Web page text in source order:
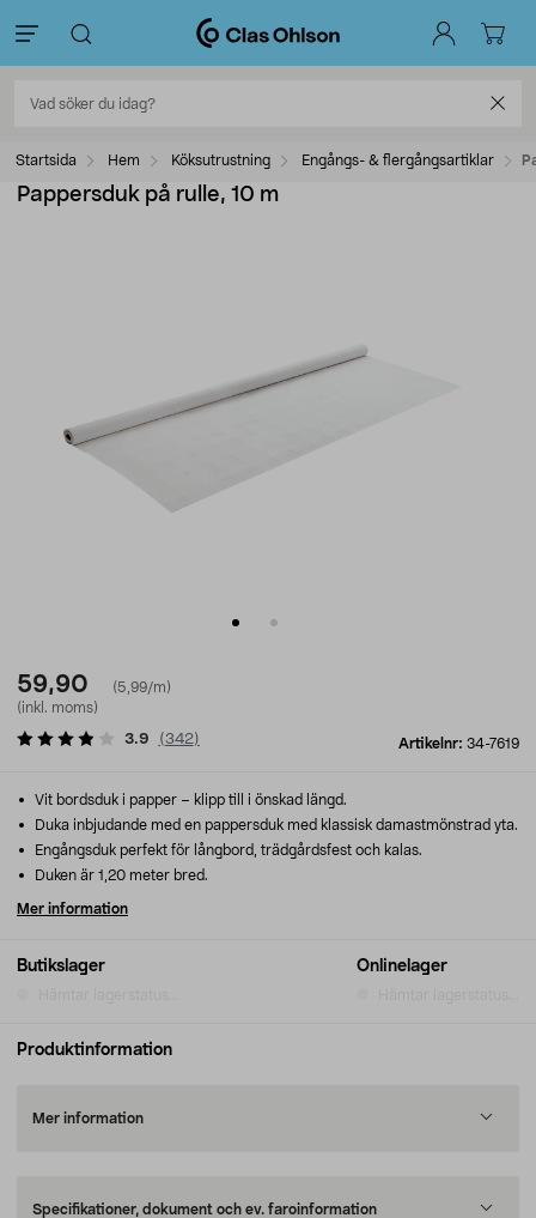
Startsida Hem Köksutrustning Engångs- & flergångsartiklar
Pappersduk på rulle, 10 m
59,90
(5,99/m)
(inkl. moms)
Artikelnr: 34-7619
3.9 (342)
Butikslager Onlinelager
Vit bordsduk i papper – klipp till i önskad längd.
Duka inbjudande med en pappersduk med klassisk damastmönstrad yta.
Engångsduk perfekt för långbord, trädgårdsfest och kalas.
Duken är 1,20 meter bred.
Mer information
Produktinformation
Mer information
Specifikationer, dokument och ev. faroinformation